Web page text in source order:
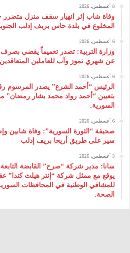
8 أغسطس، 2026
وفاة شاب إثر انهيار سقف منزل
المخلوع في بلدة حاس بريف إدلب
6 أغسطس، 2026
وزارة التربية: تصدر تعميماً يقضي بصرف
عن شهري تموز وآب للعاملين
6 أغسطس، 2026
بتعيين “أحمد رواد محمد بشار رمضان”
السورية.
6 أغسطس، 2026
صحيفة “الثورة السورية”: وفاة شابين
سير على طريق أريحا بريف إدلب
3 أغسطس، 2026
سانا: مدير شركة “صرح” القابضة
يوقع مع ممثل شركة “إنتر هيلث كندا”
للمشافي الوطنية في المحافظات
الصحة.